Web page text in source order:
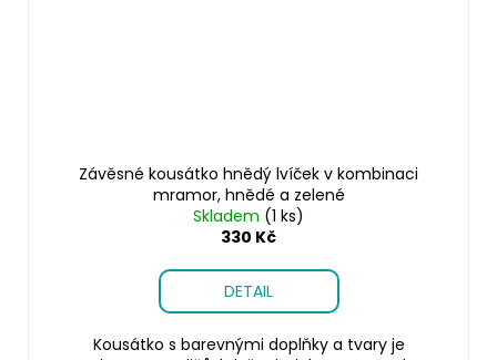
Závěsné kousátko hnědý lvíček v kombinaci
mramor, hnědé a zelené
Skladem (1 ks)
330 Kč
DETAIL
Kousátko s barevnými doplňky a tvary je